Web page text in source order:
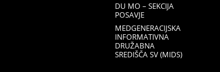
DU MO – SEKCIJA
POSAVJE
MEDGENERACIJSKA
INFORMATIVNA
DRUŽABNA
SREDIŠČA SV (MIDS)